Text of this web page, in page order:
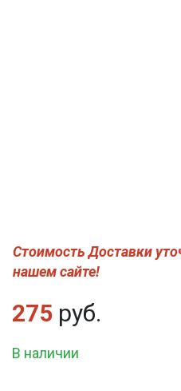
Стоимость Доставки
нашем сайте!
275 руб.
В наличии